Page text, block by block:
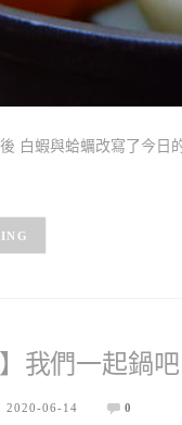
後 白蝦與蛤蠣改寫了今
】我們一起鍋
2020-06-14 0